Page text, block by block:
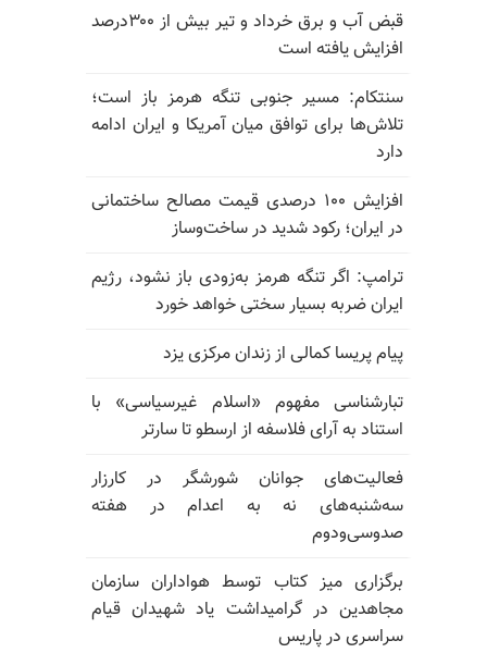
قبض آب و برق خرداد و تیر بیش از ۳۰۰درصد
افزایش یافته است
سنتکام: مسیر جنوبی تنگه هرمز باز است؛
تلاش‌ها برای توافق میان آمریکا و ایران ادامه
دارد
افزایش ۱۰۰ درصدی قیمت مصالح ساختمانی
در ایران؛ رکود شدید در ساخت‌وساز
ترامپ: اگر تنگه هرمز به‌زودی باز نشود، رژیم
ایران ضربه بسیار سختی خواهد خورد
پیام پریسا کمالی از زندان مرکزی یزد
تبارشناسی مفهوم «اسلام غیرسیاسی» با
استناد به آرای فلاسفه از ارسطو تا سارتر
فعالیت‌های جوانان شورشگر در کارزار
سه‌شنبه‌های نه به اعدام در هفته
صدوسی‌و‌دوم
برگزاری میز کتاب توسط هواداران سازمان
مجاهدین در گرامیداشت یاد شهیدان قیام
سراسری در پاریس